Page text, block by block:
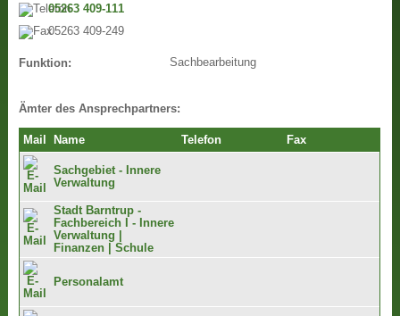
05263 409-111
05263 409-249
Funktion: Sachbearbeitung
Ämter des Ansprechpartners:
Mail Name Telefon Fax
Sachgebiet - Innere
Verwaltung
Stadt Barntrup -
Fachbereich I - Innere
Verwaltung |
Finanzen | Schule
Personalamt